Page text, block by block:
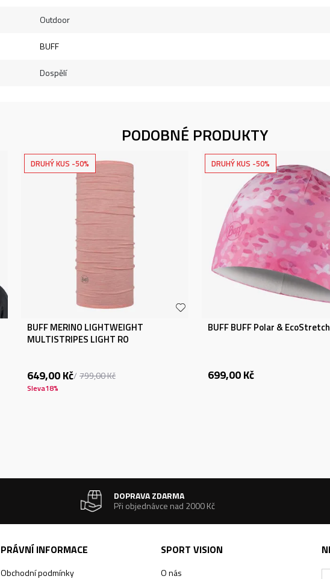
Outdoor
BUFF
Dospělí
PODOBNÉ PRODUKTY
DRUHÝ KUS -50%
BUFF MERINO LIGHTWEIGHT
MULTISTRIPES LIGHT RO
649,00Kč 799,00Kč
Sleva18%
DRUHÝ KUS -50%
BUFF BUFF Polar &
699,00Kč
DOPRAVA ZDARMA
Při objednávce nad 2000 Kč
PRÁVNÍ INFORMACE
Obchodní podmínky
SPORT VISION
O nás